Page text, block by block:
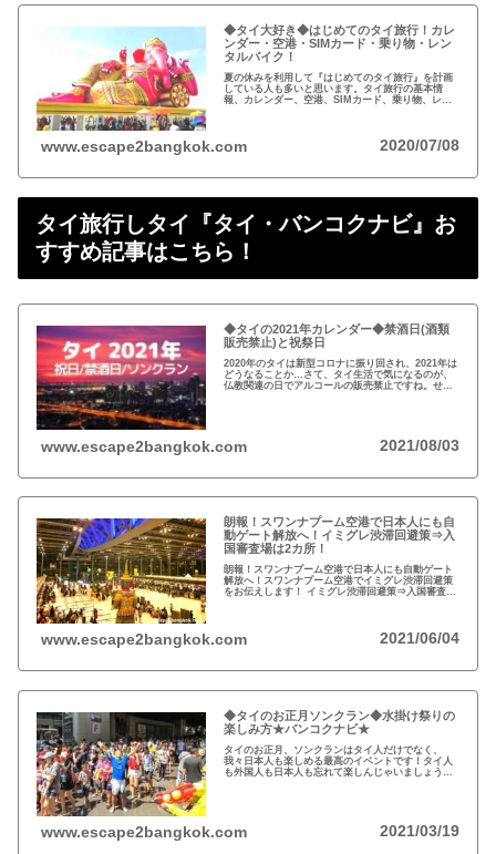
◆タイ大好き◆はじめてのタイ旅行！カレ
ンダー・空港・SIMカード・乗り物・レン
タルバイク！
夏の休みを利用して『はじめてのタイ旅行』を計画
している人も多いと思います。タイ旅行の基本情
報、カレンダー、空港、SIMカード、乗り物、レン
www.escape2bangkok.com 2020/07/08
タイ旅行しタイ『タイ・バンコクナビ』お
すすめ記事はこちら！
◆タイの2021年カレンダー◆禁酒日(酒類
販売禁止)と祝祭日
2020年のタイは新型コロナに振り回され、2021年は
どうなることか…さて、タイ生活で気になるのが、
仏教関連の日でアルコールの販売禁止ですね。せっ
www.escape2bangkok.com 2021/08/03
朗報！スワンナプーム空港で日本人にも自
動ゲート解放へ！イミグレ渋滞回避策⇒入
国審査場は2カ所！
朗報！スワンナプーム空港で日本人にも自動ゲート
解放へ！スワンナプーム空港でイミグレ渋滞回避策
をお伝えします！ イミグレ渋滞回避策⇒入国審査場
www.escape2bangkok.com 2021/06/04
◆タイのお正月ソンクラン◆水掛け祭りの
楽しみ方★バンコクナビ★
タイのお正月、ソンクランはタイ人だけでなく、
我々日本人も楽しめる最高のイベントです！タイ人
も外国人も日本人も忘れて楽しんじゃいましょう！
www.escape2bangkok.com 2021/03/19